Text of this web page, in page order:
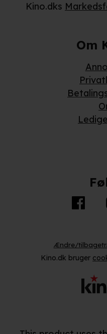
Kino.dks
Om
Ændre/
Kino.dk bruger